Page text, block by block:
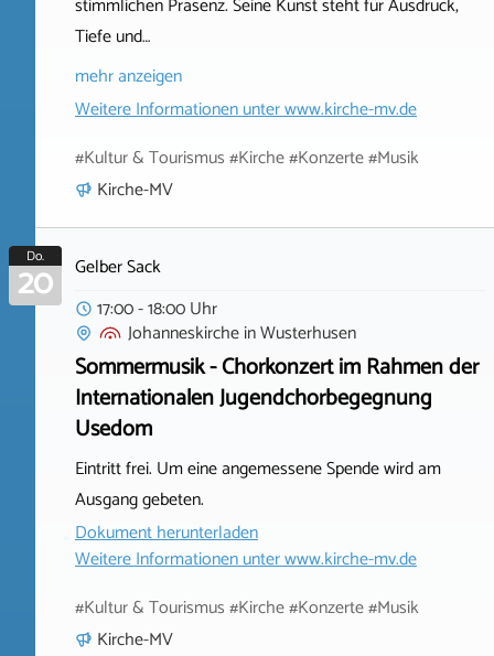
stimmlichen Präsenz. Seine Kunst steht für Ausdruck,
Tiefe und…
mehr anzeigen
Weitere Informationen unterwww.kirche-mv.de
#Kultur & Tourismus #Kirche #Konzerte #Musik
Kirche-MV
Do.
20
Gelber Sack
17:00 - 18:00 Uhr
JohanneskircheinWusterhusen
Sommermusik - Chorkonzert im Rahmen der
Internationalen Jugendchorbegegnung
Usedom
Eintritt frei. Um eine angemessene Spende wird am
Ausgang gebeten.
Dokument herunterladen
Weitere Informationen unterwww.kirche-mv.de
#Kultur & Tourismus #Kirche #Konzerte #Musik
Kirche-MV